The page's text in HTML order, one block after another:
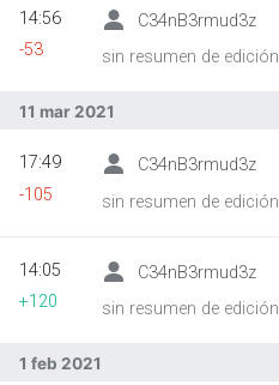
C34nB3rmud3z
sin resumen de edición
14:56
-53
11 mar 2021
C34nB3rmud3z
sin resumen de edición
17:49
-105
C34nB3rmud3z
sin resumen de edición
14:05
+120
1 feb 2021